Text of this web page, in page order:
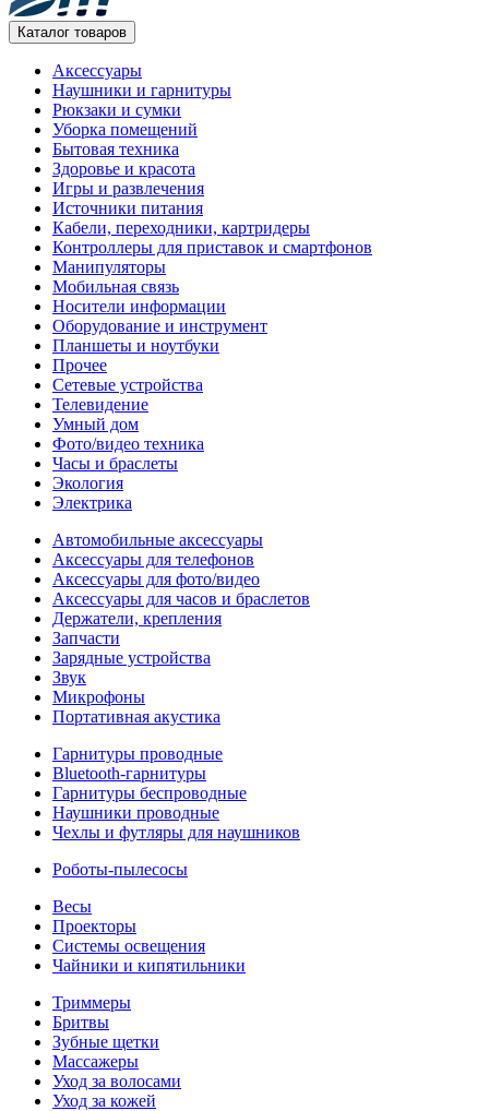
Каталог товаров
Аксессуары
Наушники и гарнитуры
Рюкзаки и сумки
Уборка помещений
Бытовая техника
Здоровье и красота
Игры и развлечения
Источники питания
Кабели, переходники, картридеры
Контроллеры для приставок и смартфонов
Манипуляторы
Мобильная связь
Носители информации
Оборудование и инструмент
Планшеты и ноутбуки
Прочее
Сетевые устройства
Телевидение
Умный дом
Фото/видео техника
Часы и браслеты
Экология
Электрика
Автомобильные аксессуары
Аксессуары для телефонов
Аксессуары для фото/видео
Аксессуары для часов и браслетов
Держатели, крепления
Запчасти
Зарядные устройства
Звук
Микрофоны
Портативная акустика
Гарнитуры проводные
Bluetooth-гарнитуры
Гарнитуры беспроводные
Наушники проводные
Чехлы и футляры для наушников
Роботы-пылесосы
Весы
Проекторы
Системы освещения
Чайники и кипятильники
Триммеры
Бритвы
Зубные щетки
Массажеры
Уход за волосами
Уход за кожей